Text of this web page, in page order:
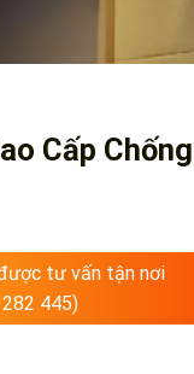
Cấp
tư vấn tận nơi
445)